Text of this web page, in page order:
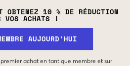
OBTENEZ 10 % DE RÉDUCTION
VOS ACHATS !
AUJOURD'HUI
achat en tant que membre et sur